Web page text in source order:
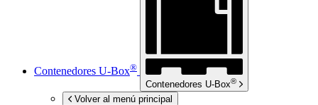
Contenedores U-Box®
Contenedores U-Box®
Volver al menú principal